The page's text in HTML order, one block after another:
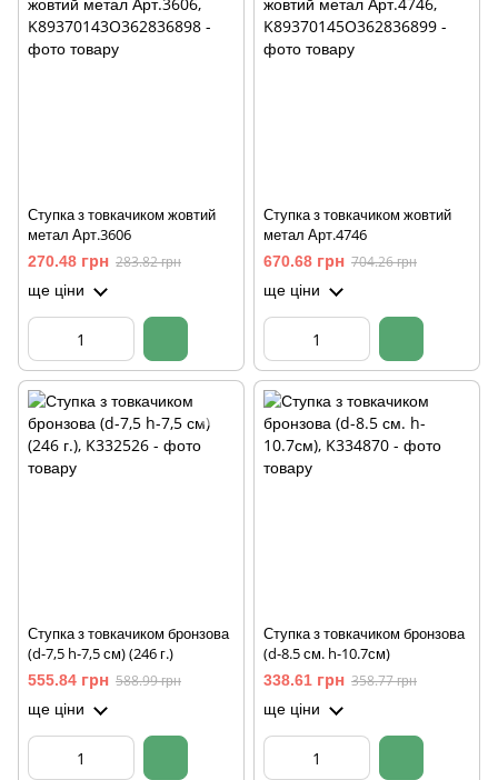
Ступка з товкачиком жовтий
метал Арт.3606
270.48 грн 283.82 грн
ще ціни
Ступка з товкачиком жовтий
метал Арт.4746
670.68 грн 704.26 грн
ще ціни
Ступка з товкачиком бронзова
(d-7,5 h-7,5 см) (246 г.)
555.84 грн 588.99 грн
ще ціни
Ступка з товкачиком бронзова
(d-8.5 см. h-10.7см)
338.61 грн 358.77 грн
ще ціни